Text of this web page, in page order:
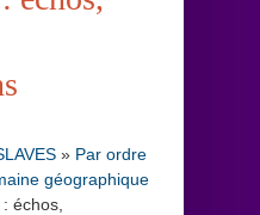
» Par ordre
géographique
échos,